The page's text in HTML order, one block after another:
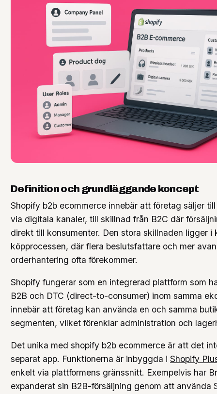
Definition och grundläggande koncept
Shopify b2b ecommerce innebär att företag säljer
via digitala kanaler, till skillnad från B2C där
direkt till konsumenter. Den stora skillnaden ligger i
köpprocessen, där flera beslutsfattare och mer
orderhantering ofta förekommer.
Shopify fungerar som en integrerad plattform som
B2B och DTC (direct-to-consumer) inom samma
innebär att företag kan använda en och samma
segmenten, vilket förenklar administration och
Det unika med shopify b2b ecommerce är att det
separat app. Funktionerna är inbyggda i Shopify
enkelt via plattformens gränssnitt. Exempelvis har
expanderat sin B2B-försäljning genom att använda